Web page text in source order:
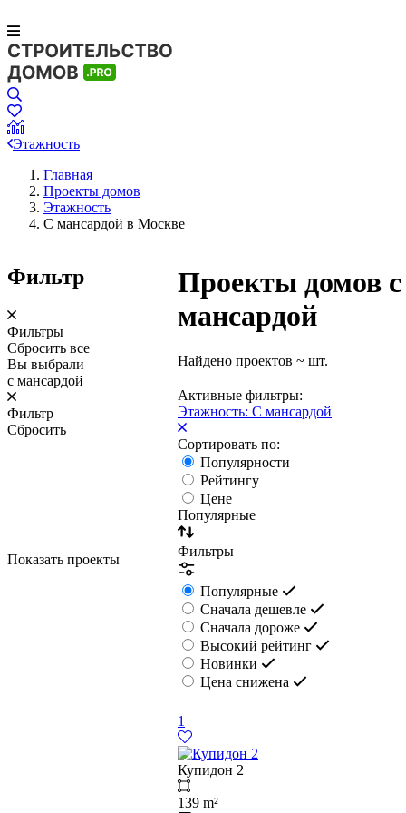
Этажность
Главная
Проекты домов
Этажность
С мансардой в Москве
Фильтр
Фильтры
Сбросить все
Вы выбрали
с мансардой
Фильтр
Сбросить
Показать проекты
Проекты домов с
мансардой
Найдено проектов ~ шт.
Активные фильтры:
Этажность: С мансардой
Сортировать по:
Популярности
Рейтингу
Цене
Популярные
Фильтры
Популярные
Сначала дешевле
Сначала дороже
Высокий рейтинг
Новинки
Цена снижена
1
Купидон 2
139 m²